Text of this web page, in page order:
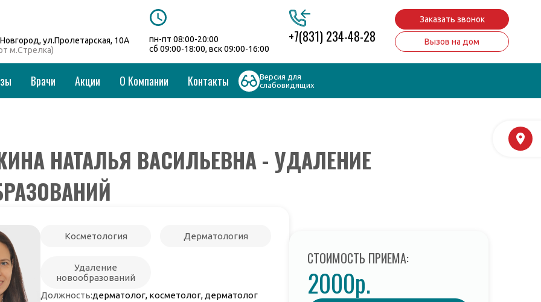
ул.Пролетарская, 10А
м.Стрелка)
пн-пт 08:00-20:00
сб 09:00-18:00, вск 09:00-16:00
+7(831) 234-48-28
Заказать звонок
Вызов на дом
Врачи Акции О Компании Контакты
Версия для
слабовидящих
НАТАЛЬЯ ВАСИЛЬЕВНА - УДАЛЕНИЕ
Косметология Дерматология
Удаление
новообразований
Должность:дерматолог, косметолог, дерматолог
СТОИМОСТЬ ПРИЕМА:
2000р.